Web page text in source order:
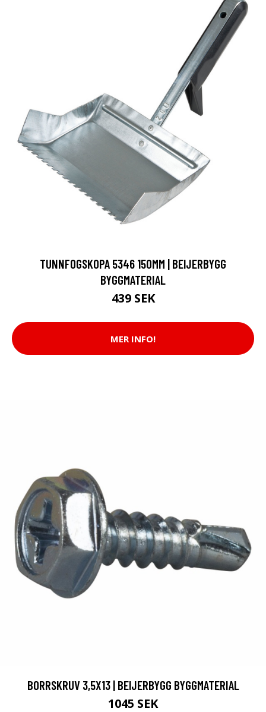
TUNNFOGSKOPA 5346 150MM | BEIJERBYGG
BYGGMATERIAL
439 SEK
MER INFO!
BORRSKRUV 3,5X13 | BEIJERBYGG BYGGMATERIAL
1045 SEK